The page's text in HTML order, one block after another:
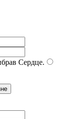
Сердце.